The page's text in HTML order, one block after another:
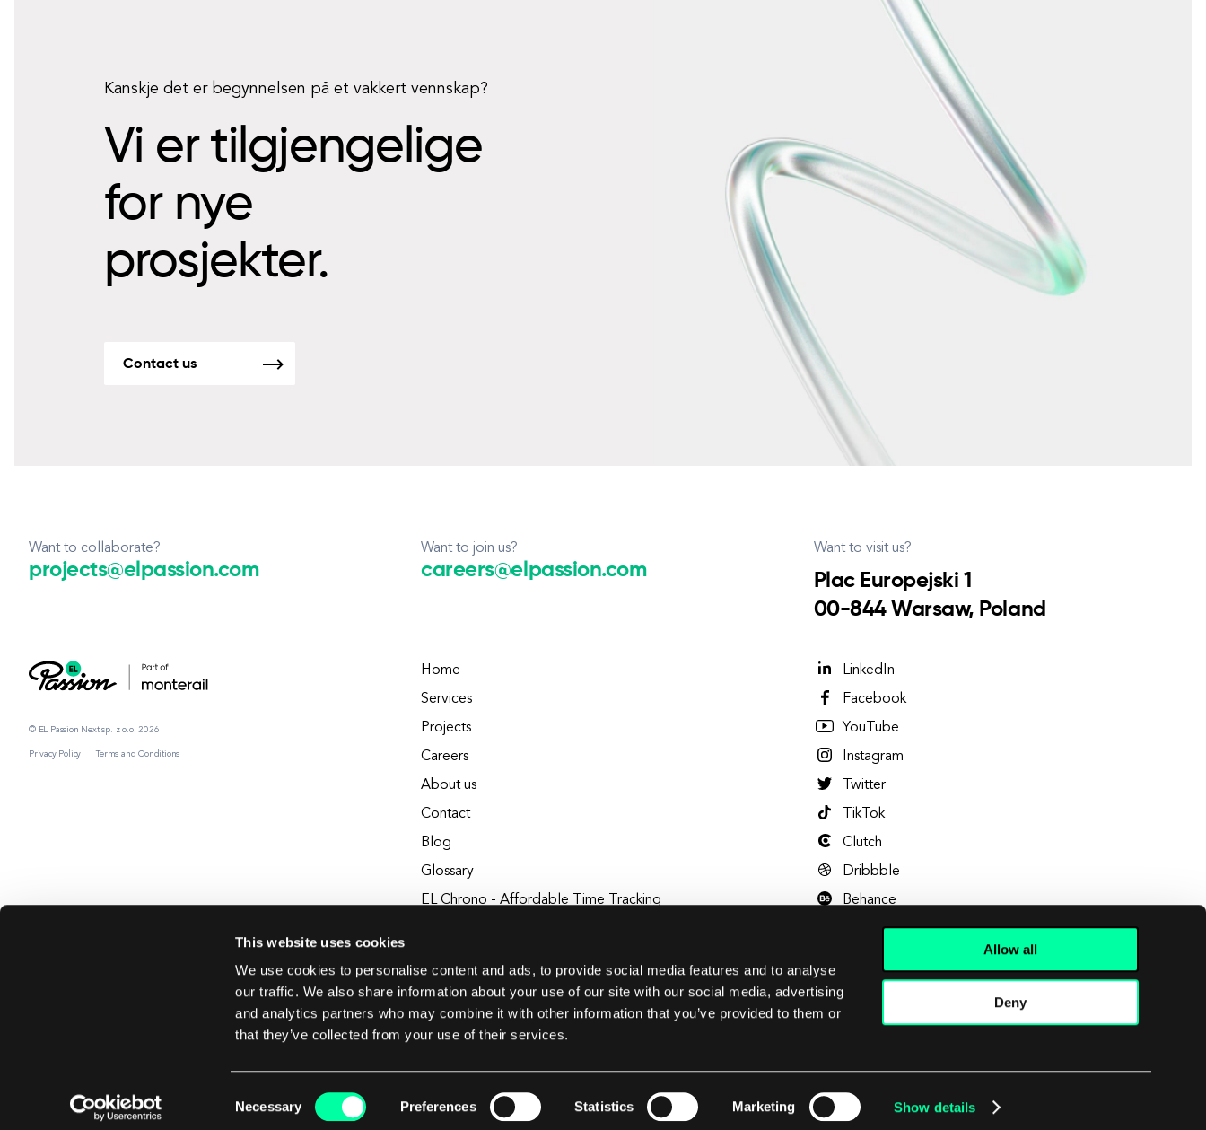
This website uses cookies
We use cookies to personalise content and ads, to provide social media features and to analyse
our traffic. We also share information about your use of our site with our social media, advertising
and analytics partners who may combine it with other information that you’ve provided to them or
that they’ve collected from your use of their services.
Selection
Necessary Preferences Statistics Marketing Show details
Allow all
Deny
Kanskje det er begynnelsen på et vakkert vennskap?
Vi er tilgjengelige
for nye
prosjekter.
Contact us
Want to collaborate?
projects@elpassion.com
Want to join us?
careers@elpassion.com
Want to visit us?
Plac Europejski 1
00-844 Warsaw, Poland
© EL Passion Next sp. z o.o. 2026
Privacy Policy Terms and Conditions
Home
Services
Projects
Careers
About us
Contact
Blog
Glossary
EL Chrono - Affordable Time Tracking
LinkedIn
Facebook
YouTube
Instagram
Twitter
TikTok
Clutch
Dribbble
Behance